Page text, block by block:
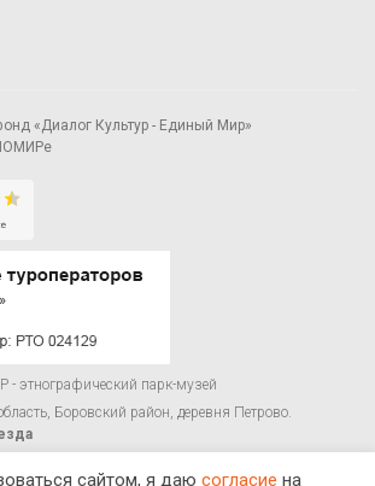
«Диалог Культур - Единый Мир»
этнографический парк-музей
Боровский район, деревня Петрово.
сайтом, я даю согласие на